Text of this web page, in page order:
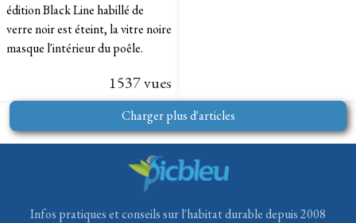
édition Black Line habillé de
verre noir est éteint, la vitre noire
masque l'intérieur du poêle.
1537 vues
Charger plus d'articles
Infos pratiques et conseils sur l'habitat durable depuis 2008